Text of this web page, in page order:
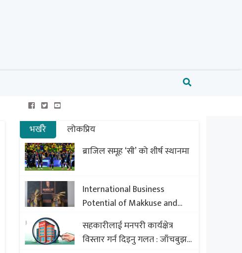
भर्खरै
लोकप्रिय
ब्राजिल समूह ‘सी’ को शीर्ष स्थानमा
International Business
Potential of Makkuse and
Export Opportunities of
Nepali Sweets with Global
Comparison to Baklava
सहकारीलाई मनपरी कार्यक्षेत्र
विस्तार गर्न दिइनु गलत : जाँचबुझ